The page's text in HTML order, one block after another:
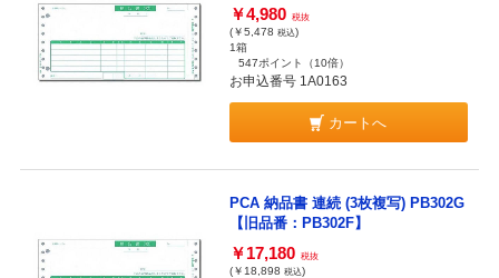
￥4,980 税抜
(￥5,478 税込)
1箱
547ポイント
（10倍）
お申込番号 1A0163
カートへ
PCA 納品書 連続 (3枚複写) PB302G
【旧品番：PB302F】
￥17,180 税抜
(￥18,898 税込)